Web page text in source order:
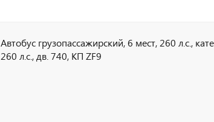
Автобус грузопассажирский, 6 мест, 260 л.с.,
260 л.с., дв. 740, КП ZF9